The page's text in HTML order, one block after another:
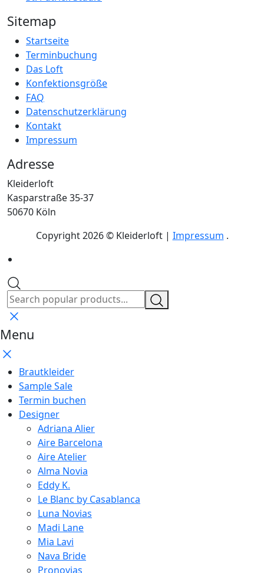
Sitemap
Startseite
Terminbuchung
Das Loft
Konfektionsgröße
FAQ
Datenschutzerklärung
Kontakt
Impressum
Adresse
Kleiderloft
Kasparstraße 35-37
50670 Köln
Copyright 2026 © Kleiderloft | Impressum .
Menu
Brautkleider
Sample Sale
Termin buchen
Designer
Adriana Alier
Aire Barcelona
Aire Atelier
Alma Novia
Eddy K.
Le Blanc by Casablanca
Luna Novias
Madi Lane
Mia Lavi
Nava Bride
Pronovias